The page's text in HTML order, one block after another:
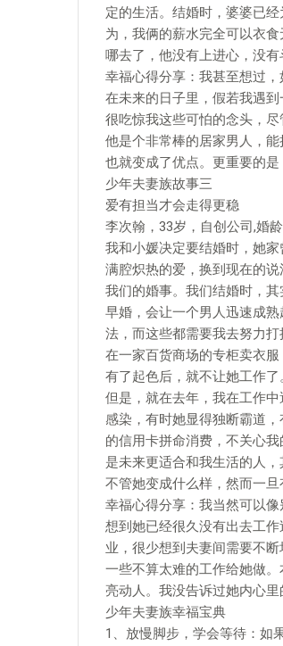
定的生活。结婚时，婆婆已
为，我俩的薪水完全可以衣
哪去了，他没有上进心，没
幸福心得分享：我甚至想过
在未来的日子里，假若我遇
很吃惊我这些可怕的念头，
他是个非常棒的居家男人，
也就变成了优点。更重要的
少年夫妻族故事三
爱有担当才会走得更稳
李次翰，33岁，自创公司,婚
我和小媛决定要结婚时，她
满腔炽热的爱，换到现在的
我们的婚事。我们结婚时，其
早婚，会让一个男人迅速成
法，而这些都需要我去努力
在一家百货商场的专柜卖衣
有了起色后，就不让她工作了
但是，就在去年，我在工作
感染，有时她显得独断霸道
的信用卡拼命消费，不关心
是未来更适合和我生活的人
不管她变成什么样，然而一旦
幸福心得分享：我当然可以
想到她已经很久没有出去工
业，很少想到夫妻间需要不
一些不算太难的工作给她做
亮动人。我没告诉过她内心
少年夫妻族幸福宝典
1、放慢脚步，学会等待：如